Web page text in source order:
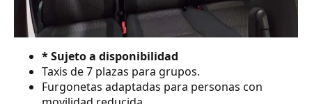
* Sujeto a disponibilidad
Taxis de 7 plazas para grupos.
Furgonetas adaptadas para personas con